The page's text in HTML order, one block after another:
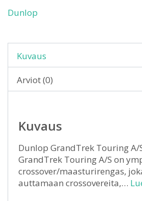
Dunlop
Kuvaus
Arviot (0)
Kuvaus
Dunlop GrandTrek Touring A/
GrandTrek Touring A/S on
crossover/maasturirengas,
auttamaan crossovereita,…